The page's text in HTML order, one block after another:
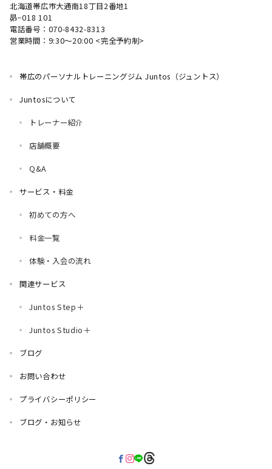
北海道帯広市大通南18丁目2番地1
昴−018 101
電話番号：070-8432-8313
営業時間：9:30～20:00 <完全予約制>
帯広のパーソナルトレーニングジム Juntos（ジュントス）
Juntosについて
トレーナー紹介
店舗概要
Q&A
サービス・料金
初めての方へ
料金一覧
体験・入会の流れ
関連サービス
Juntos Step＋
Juntos Studio＋
ブログ
お問い合わせ
プライバシーポリシー
ブログ・お知らせ